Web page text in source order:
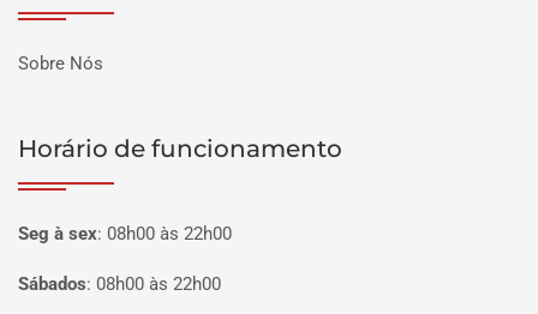
Sobre Nós
Horário de funcionamento
Seg à sex: 08h00 às 22h00
Sábados: 08h00 às 22h00